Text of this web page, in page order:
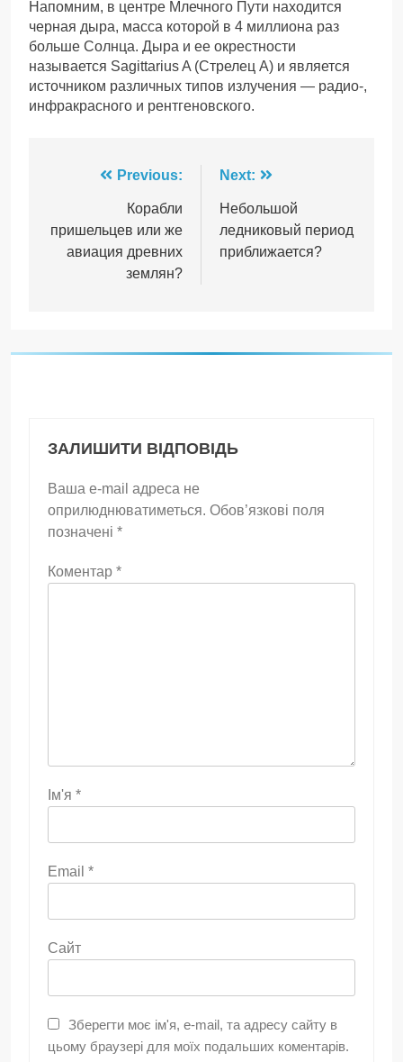
Напомним, в центре Млечного Пути находится
черная дыра, масса которой в 4 миллиона раз
больше Солнца. Дыра и ее окрестности
называется Sagittarius A (Стрелец A) и является
источником различных типов излучения — радио-,
инфракрасного и рентгеновского.
НавігаціяPrevious:
Корабли
пришельцев или же
авиация древних
землян?
Next:
Небольшой
ледниковый период
приближается?
ЗАЛИШИТИ ВІДПОВІДЬ
Ваша e-mail адреса не
оприлюднюватиметься. Обов’язкові поля
позначені *
Коментар *
Ім'я *
Email *
Сайт
Зберегти моє ім'я, e-mail, та адресу сайту в
цьому браузері для моїх подальших коментарів.